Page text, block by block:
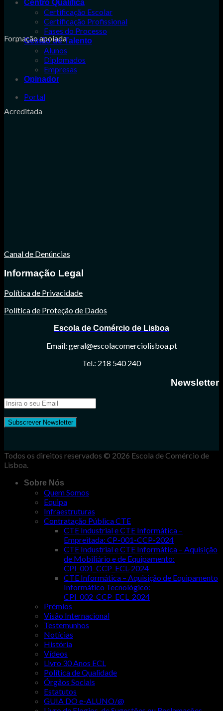
Centro Qualifica
Certificação Escolar
Certificação Profissional
Fases do Processo
Gestão de Talento
Alunos
Diplomados
Empresas
Opinador
Portal
Formação apoiada
Acreditada
Canal de Denúncias
Informação Legal
Política de Privacidade
Política de Proteção de Dados
Escola de Comércio de Lisboa
Email: geral@escolacomerciolisboa.pt
Tel.: 218 540 240
Newsletter
Todos os direitos reservados © 2026 Escola de Comércio de
Lisboa.
Sobre Nós
Quem Somos
Equipa
Infraestruturas
Contratação Pública CTE
CTE Industrial e CTE Informática –
Empreitada: CP-001-CCP-2024
CTE Industrial e CTE Informática – Aquisição
de Mobiliário e de Equipamento:
CPI_001_CCP_ECL-2024
CTE Informática – Aquisição de Equipamento
Informático Tecnológico:
CPI_002_CCP_ECL_2024
Prémios
Visão Internacional
Testemunhos
Notícias
História
Vídeos
Livro 30 Anos ECL
Política de Qualidade
Órgãos Sociais
Estatutos
GUIA DO e-ALUNO/@